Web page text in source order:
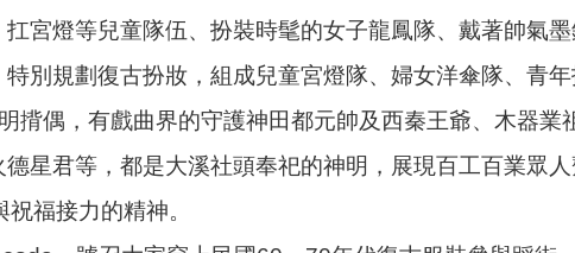
宮燈等兒童隊伍、扮裝時髦的女子龍鳳隊、戴著帥氣
別規劃復古扮妝，組成兒童宮燈隊、婦女洋傘隊、青
揹偶，有戲曲界的守護神田都元帥及西秦王爺、木器
星君等，都是大溪社頭奉祀的神明，展現百工百業眾
福接力的精神。